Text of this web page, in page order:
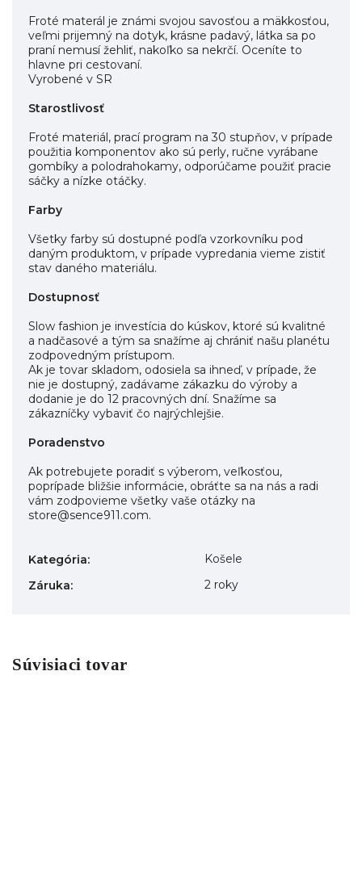
Froté materál je známi svojou savosťou a mäkkosťou,
veľmi prijemný na dotyk, krásne padavý, látka sa po
praní nemusí žehliť, nakoľko sa nekrčí. Oceníte to
hlavne pri cestovaní.
Vyrobené v SR
Starostlivosť
Froté materiál, prací program na 30 stupňov, v prípade
použitia komponentov ako sú perly, ručne vyrábane
gombíky a polodrahokamy, odporúčame použiť pracie
sáčky a nízke otáčky.
Farby
Všetky farby sú dostupné podľa vzorkovníku pod
daným produktom, v prípade vypredania vieme zistiť
stav daného materiálu.
Dostupnosť
Slow fashion je investícia do kúskov, ktoré sú kvalitné
a nadčasové a tým sa snažíme aj chrániť našu planétu
zodpovedným prístupom.
Ak je tovar skladom, odosiela sa ihneď, v prípade, že
nie je dostupný, zadávame zákazku do výroby a
dodanie je do 12 pracovných dní. Snažíme sa
zákazníčky vybaviť čo najrýchlejšie.
Poradenstvo
Ak potrebujete poradiť s výberom, veľkosťou,
poprípade bližšie informácie, obráťte sa na nás a radi
vám zodpovieme všetky vaše otázky na
store@sence911.com.
Kategória:
Košele
Záruka: 2 roky
Súvisiaci tovar